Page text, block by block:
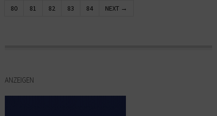
80 81 82 83 84 NEXT →
ANZEIGEN